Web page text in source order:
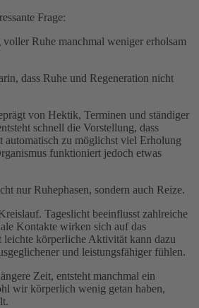
Frage:
Ruhe manchmal weniger erholsam
dass Ruhe und Regeneration nicht
von Hektik, Terminen und ständiger
schnell die Vorstellung, dass
zu möglichst viel Erholung
funktioniert jedoch etwas
nur Ruhephasen, sondern auch Reize.
Tageslicht beeinflusst zahlreiche
Kontakte wirken sich auf das
leichte körperliche Aktivität kann dazu
und leistungsfähiger fühlen.
Zeit, entsteht manchmal ein
wir körperlich wenig getan haben,